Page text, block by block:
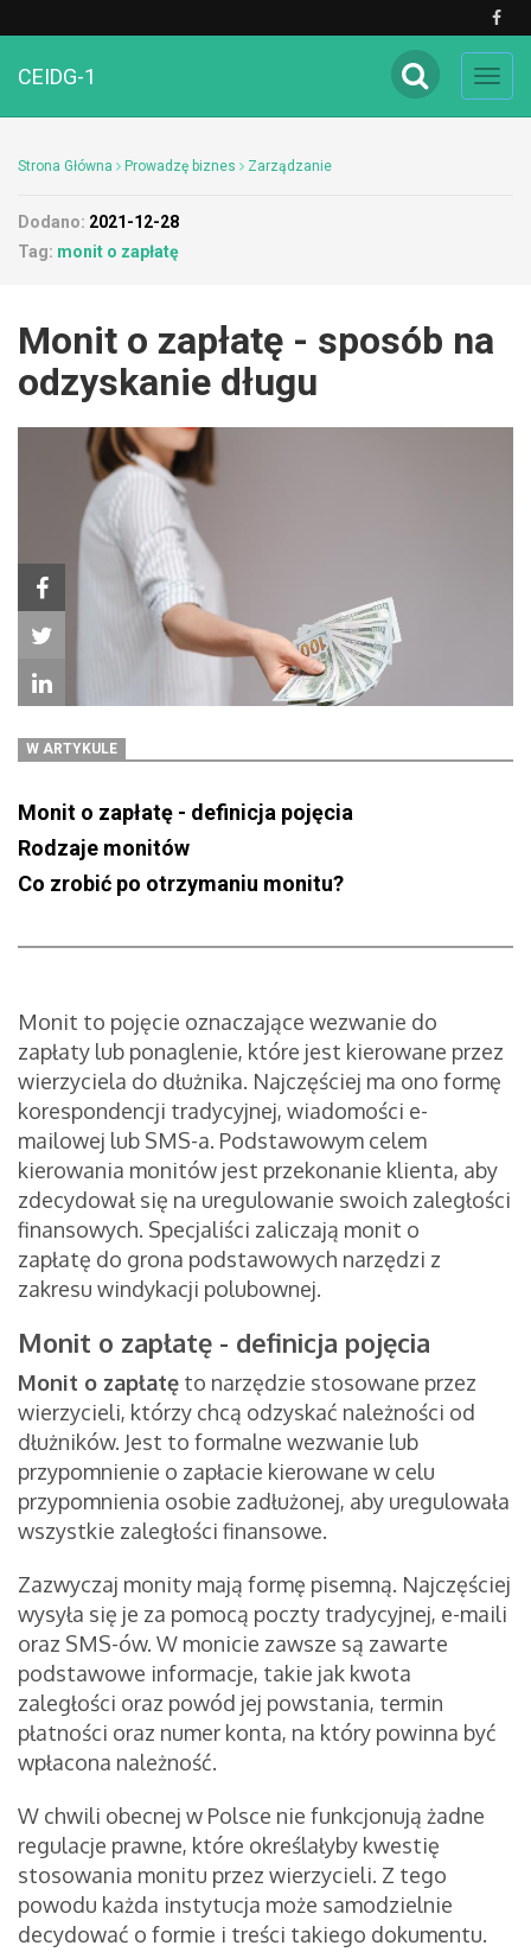
CEIDG-1
Strona Główna Prowadzę biznes Zarządzanie
Dodano: 2021-12-28
Tag: monit o zapłatę
Monit o zapłatę - sposób na
odzyskanie długu
W ARTYKULE
Monit o zapłatę - definicja pojęcia
Rodzaje monitów
Co zrobić po otrzymaniu monitu?
Monit to pojęcie oznaczające wezwanie do
zapłaty lub ponaglenie, które jest kierowane przez
wierzyciela do dłużnika. Najczęściej ma ono formę
korespondencji tradycyjnej, wiadomości e-
mailowej lub SMS-a. Podstawowym celem
kierowania monitów jest przekonanie klienta, aby
zdecydował się na uregulowanie swoich zaległości
finansowych. Specjaliści zaliczają monit o
zapłatę do grona podstawowych narzędzi z
zakresu windykacji polubownej.
Monit o zapłatę - definicja pojęcia
Monit o zapłatę to narzędzie stosowane przez
wierzycieli, którzy chcą odzyskać należności od
dłużników. Jest to formalne wezwanie lub
przypomnienie o zapłacie kierowane w celu
przypomnienia osobie zadłużonej, aby uregulowała
wszystkie zaległości finansowe.
Zazwyczaj monity mają formę pisemną. Najczęściej
wysyła się je za pomocą poczty tradycyjnej, e-maili
oraz SMS-ów. W monicie zawsze są zawarte
podstawowe informacje, takie jak kwota
zaległości oraz powód jej powstania, termin
płatności oraz numer konta, na który powinna być
wpłacona należność.
W chwili obecnej w Polsce nie funkcjonują żadne
regulacje prawne, które określałyby kwestię
stosowania monitu przez wierzycieli. Z tego
powodu każda instytucja może samodzielnie
decydować o formie i treści takiego dokumentu.